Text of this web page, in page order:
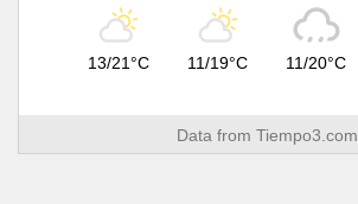
13/21°C 11/19°C 11/20°C
Data from Tiempo3.com